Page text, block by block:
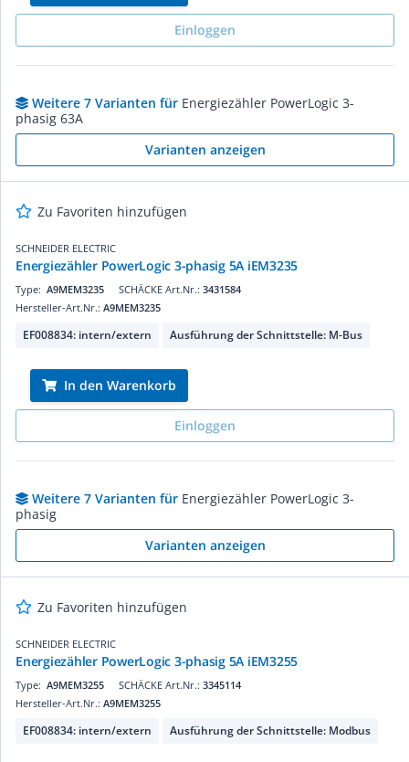
Einloggen
Weitere 7 Varianten für Energiezähler PowerLogic 3-
phasig 63A
Varianten anzeigen
Zu Favoriten hinzufügen
SCHNEIDER ELECTRIC
Energiezähler PowerLogic 3-phasig 5A iEM3235
SCHÄCKE Art.Nr.: 3431584
Type: A9MEM3235
Hersteller-Art.Nr.: A9MEM3235
EF008834: intern/extern Ausführung der Schnittstelle: M-Bus
In den Warenkorb
Einloggen
Weitere 7 Varianten für Energiezähler PowerLogic 3-
phasig
Varianten anzeigen
Zu Favoriten hinzufügen
SCHNEIDER ELECTRIC
Energiezähler PowerLogic 3-phasig 5A iEM3255
SCHÄCKE Art.Nr.: 3345114
Type: A9MEM3255
Hersteller-Art.Nr.: A9MEM3255
EF008834: intern/extern Ausführung der Schnittstelle: Modbus